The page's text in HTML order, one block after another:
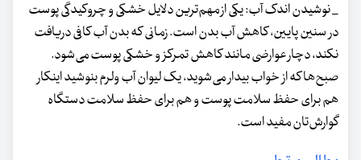
_ نوشیدن اندک آب: یکی از مهم‌ترین دلایل خشکی و چروکیدگی پوست
در سنین پایین، کاهش آب بدن است. زمانی که بدن آب کافی دریافت
نکند، دچار عوارضی مانند کاهش تمرکز و خشکی پوست می‌شود.
صبح‌ها که از خواب بیدار می‌شوید، یک لیوان آب ولرم بنوشید اینکار
هم برای حفظ سلامت پوست و هم برای حفظ سلامت دستگاه
گوارش‌تان مفید است.